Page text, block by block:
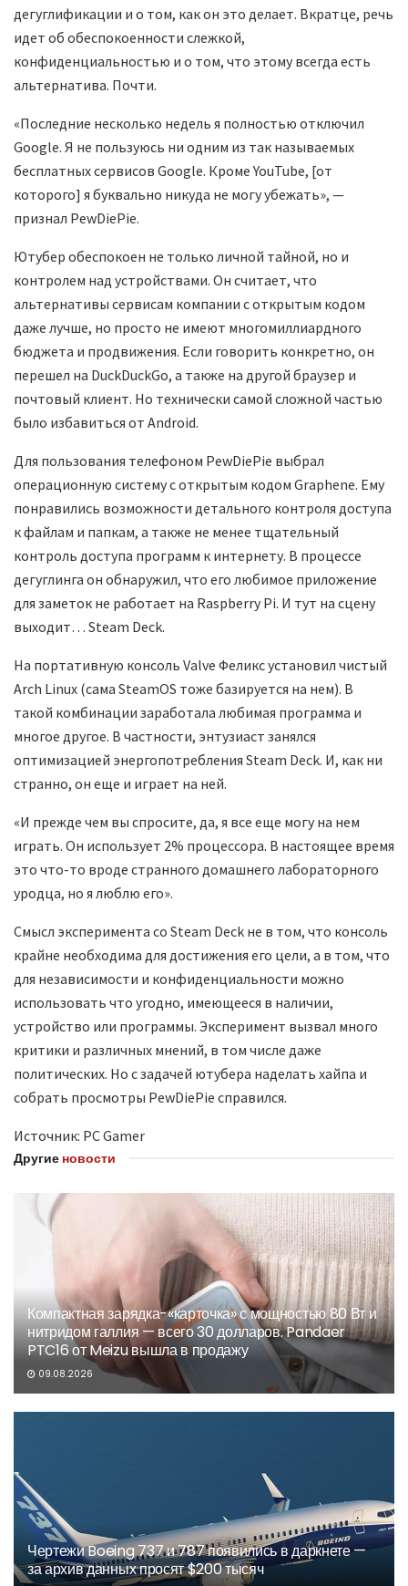
дегуглификации и о том, как он это делает. Вкратце, речь
идет об обеспокоенности слежкой,
конфиденциальностью и о том, что этому всегда есть
альтернатива. Почти.
«Последние несколько недель я полностью отключил
Google. Я не пользуюсь ни одним из так называемых
бесплатных сервисов Google. Кроме YouTube, [от
которого] я буквально никуда не могу убежать», —
признал PewDiePie.
Ютубер обеспокоен не только личной тайной, но и
контролем над устройствами. Он считает, что
альтернативы сервисам компании с открытым кодом
даже лучше, но просто не имеют многомиллиардного
бюджета и продвижения. Если говорить конкретно, он
перешел на DuckDuckGo, а также на другой браузер и
почтовый клиент. Но технически самой сложной частью
было избавиться от Android.
Для пользования телефоном PewDiePie выбрал
операционную систему с открытым кодом Graphene. Ему
понравились возможности детального контроля доступа
к файлам и папкам, а также не менее тщательный
контроль доступа программ к интернету. В процессе
дегуглинга он обнаружил, что его любимое приложение
для заметок не работает на Raspberry Pi. И тут на сцену
выходит… Steam Deck.
На портативную консоль Valve Феликс установил чистый
Arch Linux (сама SteamOS тоже базируется на нем). В
такой комбинации заработала любимая программа и
многое другое. В частности, энтузиаст занялся
оптимизацией энергопотребления Steam Deck. И, как ни
странно, он еще и играет на ней.
«И прежде чем вы спросите, да, я все еще могу на нем
играть. Он использует 2% процессора. В настоящее время
это что-то вроде странного домашнего лабораторного
уродца, но я люблю его».
Смысл эксперимента со Steam Deck не в том, что консоль
крайне необходима для достижения его цели, а в том, что
для независимости и конфиденциальности можно
использовать что угодно, имеющееся в наличии,
устройство или программы. Эксперимент вызвал много
критики и различных мнений, в том числе даже
политических. Но с задачей ютубера наделать хайпа и
собрать просмотры PewDiePie справился.
Источник: PC Gamer
Другие новости
Компактная зарядка-«карточка» с мощностью 80 Вт и
нитридом галлия — всего 30 долларов. Pandaer
PTC16 от Meizu вышла в продажу
09.08.2026
Чертежи Boeing 737 и 787 появились в даркнете —
за архив данных просят $200 тысяч